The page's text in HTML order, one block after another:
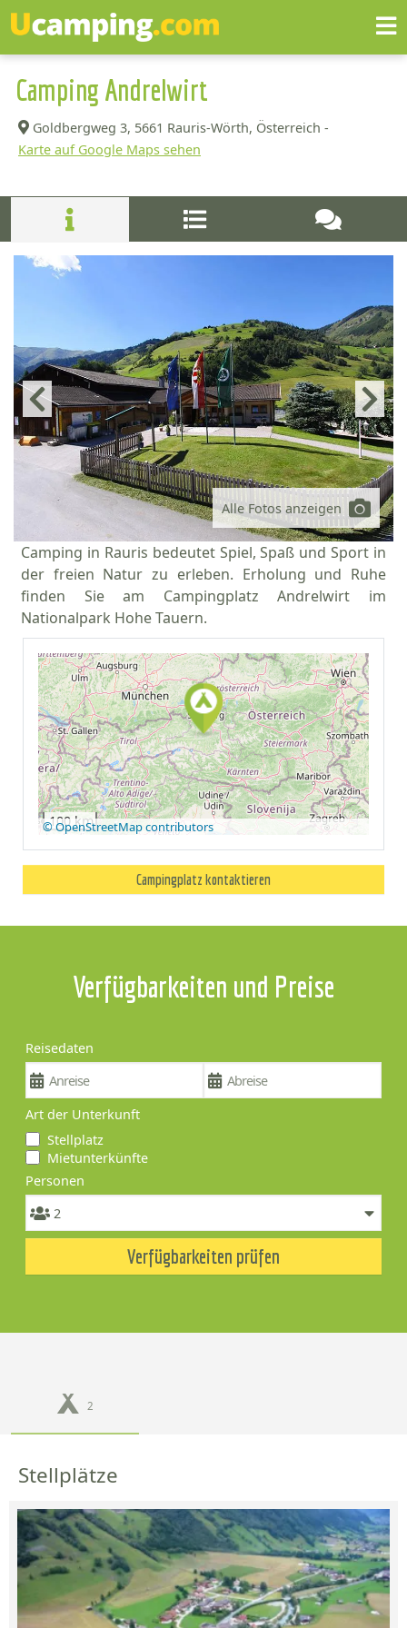
Camping Andrelwirt
Goldbergweg 3, 5661 Rauris-Wörth, Österreich -
Karte auf Google Maps sehen
Auf Google Maps
anzeigen
100 km
© OpenStreetMap contributors
Campingplatz kontaktieren
Alle Fotos anzeigen
Camping in Rauris bedeutet Spiel, Spaß und Sport in
der freien Natur zu erleben. Erholung und Ruhe
finden Sie am Campingplatz Andrelwirt im
Nationalpark Hohe Tauern.
Verfügbarkeiten und Preise
Reisedaten
Art der Unterkunft
Stellplatz
Mietunterkünfte
Personen
Verfügbarkeiten prüfen
2
Stellplätze